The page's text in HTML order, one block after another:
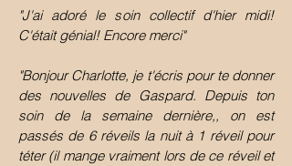
"J'ai adoré le soin collectif d'hier midi!
C'était génial! Encore merci"
"Bonjour Charlotte, je t'écris pour te donner
des nouvelles de Gaspard. Depuis ton
soin de la semaine dernière,, on est
passés de 6 réveils la nuit à 1 réveil pour
téter (il mange vraiment lors de ce réveil et